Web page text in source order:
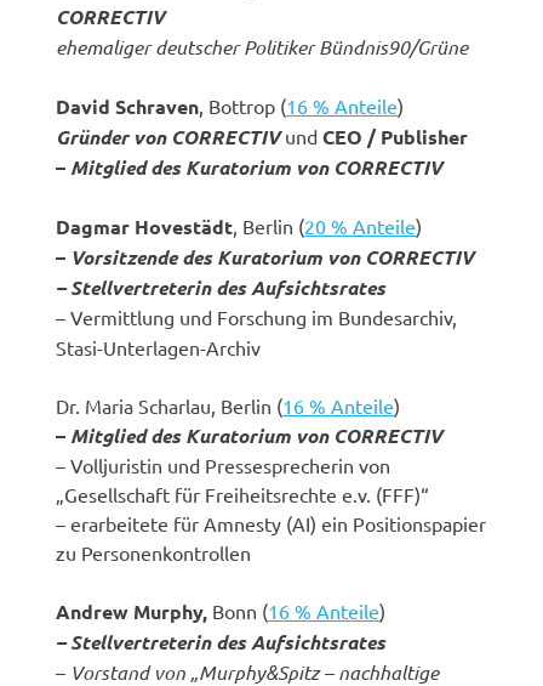
CORRECTIV
ehemaliger deutscher Politiker Bündnis90/Grüne
David Schraven , Bottrop (16 % Anteile)
Gründer von CORRECTIVundCEO / Publisher
– Mitglied des Kuratorium von CORRECTIV
Dagmar Hovestädt , Berlin (20 % Anteile)
– Vorsitzende des Kuratorium von CORRECTIV
– Stellvertreterin des Aufsichtsrates
– Vermittlung und Forschung im Bundesarchiv,
Stasi-Unterlagen-Archiv
Dr. Maria Scharlau, Berlin (16 % Anteile)
– Mitglied des Kuratorium von CORRECTIV
– Volljuristin und Pressesprecherin von
„Gesellschaft für Freiheitsrechte e.v. (FFF)“
– erarbeitete für Amnesty (AI) ein Positionspapier
zu Personenkontrollen
Andrew Murphy, Bonn (16 % Anteile)
– Stellvertreterin des Aufsichtsrates
– Vorstand von „Murphy&Spitz – nachhaltige